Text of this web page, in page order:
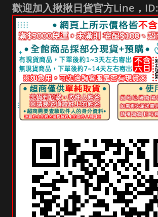
歡迎加入揪揪日貨官方Line，ID: